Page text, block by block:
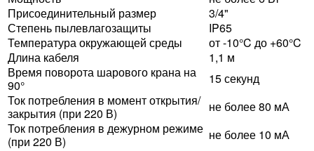
Присоединительный размер
3/4"
Степень пылевлагозащиты
IP65
Температура окружающей среды
от -10°C до +60°C
Длина кабеля
1,1 м
Время поворота шарового крана на
90°
15 секунд
Ток потребления в момент открытия/
закрытия (при 220 В)
не более 80 мА
Ток потребления в дежурном режиме
(при 220 В)
не более 10 мА